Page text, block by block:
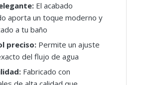
El acabado
aporta un toque moderno y
a tu baño
preciso: Permite un ajuste
del flujo de agua
Fabricado con